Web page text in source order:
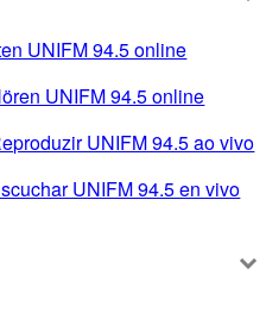
UNIFM 94.5 online
UNIFM 94.5 online
UNIFM 94.5 ao vivo
UNIFM 94.5 en vivo